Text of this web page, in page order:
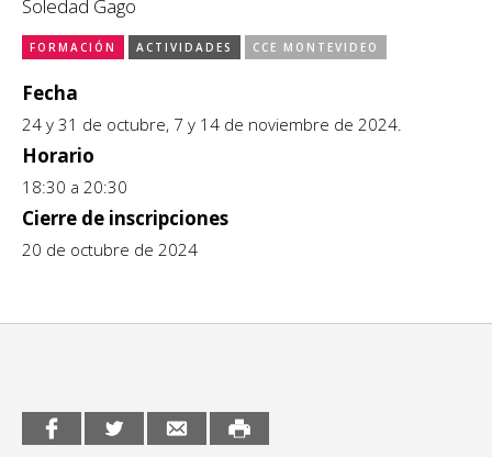
CCE en el interior/libros
Exposiciones
Formación
Género y Diversidad
Infantil y Juvenil
Letras
Soledad Gago
FORMACIÓN ACTIVIDADES CCE MONTEVIDEO
Fecha
24 y 31 de octubre, 7 y 14 de noviembre de 2024.
Horario
18:30 a 20:30
Cierre de inscripciones
20 de octubre de 2024